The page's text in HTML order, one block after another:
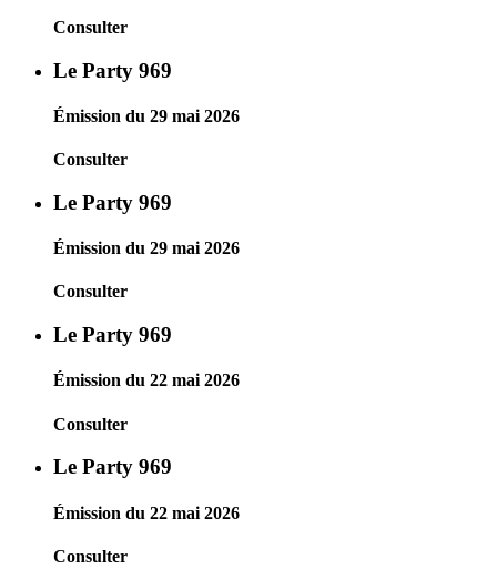
Consulter
Le Party 969
Émission du 29 mai 2026
Consulter
Le Party 969
Émission du 29 mai 2026
Consulter
Le Party 969
Émission du 22 mai 2026
Consulter
Le Party 969
Émission du 22 mai 2026
Consulter